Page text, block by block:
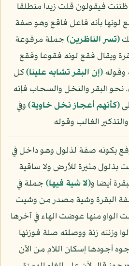
فيقولون قلت زيدا منطلقا
لونها بأنه فاعل فاقع وهو صفة
﴿تسر الناظرين﴾جملة مرفوعة
ويقال فقع لونه فقوعا وفقع
﴿إن البقر تشابه علينا﴾كل
نحو البقر والنخل والسحاب فإنه
﴿كأنهم أعجاز نخل خاوية﴾وفي
الغالب وقوله
بكونه صفة لذلول وهو داخل في
بذلول مثيرة للأرض ولا ساقية
أيضا و﴿لا شية فيها﴾جملة في
البقرة وشية مصدر من وشيت
منها عوضت الهاء في آخرها
وزنته زنة ووصلته صلة فوزنها
أجودها إسكان اللام من الآن